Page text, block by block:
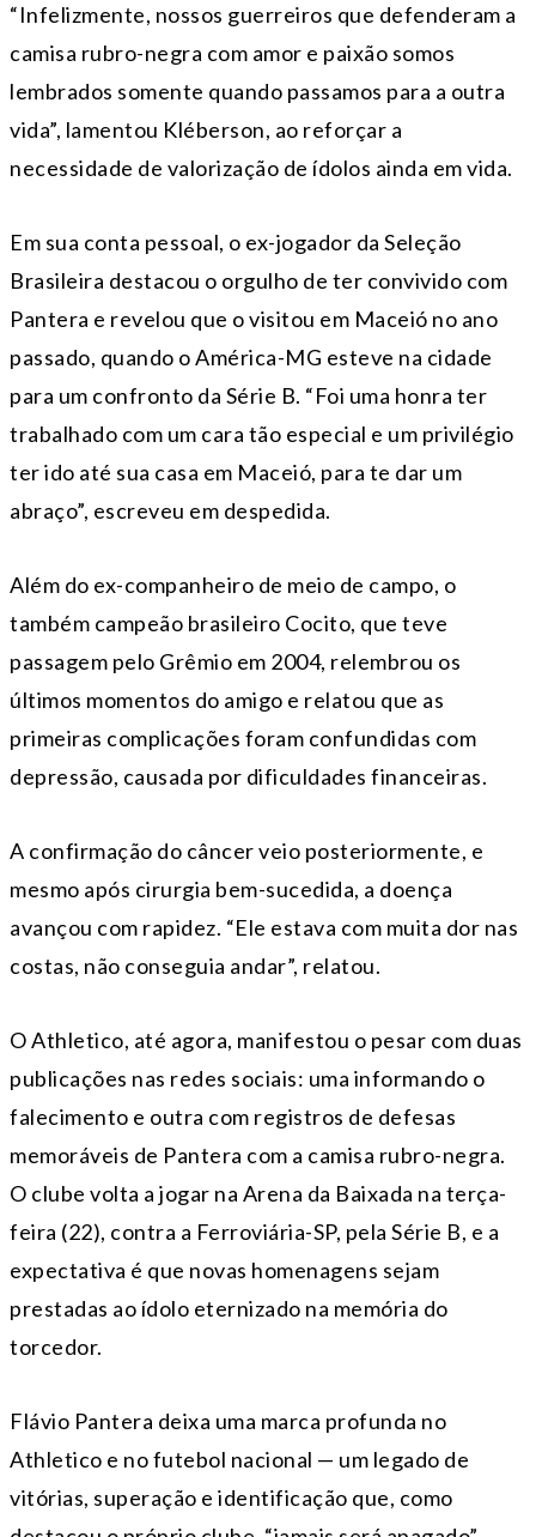
“Infelizmente, nossos guerreiros que defenderam a
camisa rubro-negra com amor e paixão somos
lembrados somente quando passamos para a outra
vida”, lamentou Kléberson, ao reforçar a
necessidade de valorização de ídolos ainda em vida.
Em sua conta pessoal, o ex-jogador da Seleção
Brasileira destacou o orgulho de ter convivido com
Pantera e revelou que o visitou em Maceió no ano
passado, quando o América-MG esteve na cidade
para um confronto da Série B. “Foi uma honra ter
trabalhado com um cara tão especial e um privilégio
ter ido até sua casa em Maceió, para te dar um
abraço”, escreveu em despedida.
Além do ex-companheiro de meio de campo, o
também campeão brasileiro Cocito, que teve
passagem pelo Grêmio em 2004, relembrou os
últimos momentos do amigo e relatou que as
primeiras complicações foram confundidas com
depressão, causada por dificuldades financeiras.
A confirmação do câncer veio posteriormente, e
mesmo após cirurgia bem-sucedida, a doença
avançou com rapidez. “Ele estava com muita dor nas
costas, não conseguia andar”, relatou.
O Athletico, até agora, manifestou o pesar com duas
publicações nas redes sociais: uma informando o
falecimento e outra com registros de defesas
memoráveis de Pantera com a camisa rubro-negra.
O clube volta a jogar na Arena da Baixada na terça-
feira (22), contra a Ferroviária-SP, pela Série B, e a
expectativa é que novas homenagens sejam
prestadas ao ídolo eternizado na memória do
torcedor.
Flávio Pantera deixa uma marca profunda no
Athletico e no futebol nacional — um legado de
vitórias, superação e identificação que, como